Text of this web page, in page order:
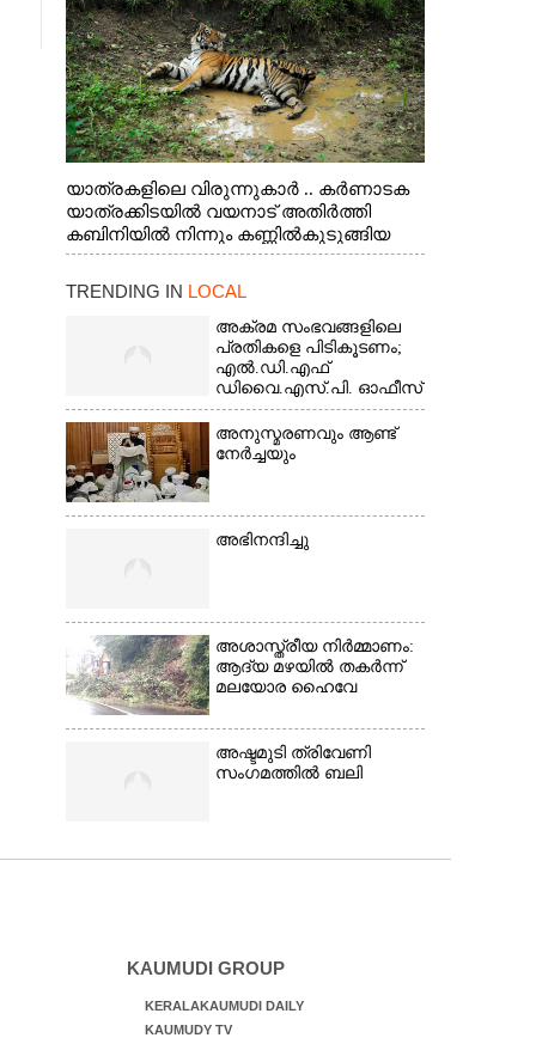
യാത്രകളിലെ വിരുന്നുകാർ .. കർണാടക
യാത്രക്കിടയിൽ വയനാട് അതിർത്തി
കബിനിയിൽ നിന്നും കണ്ണിൽകുടുങ്ങിയ
കടുവ.
TRENDING IN LOCAL
അക്രമ സംഭവങ്ങളിലെ
പ്രതികളെ പിടികൂടണം;
എൽ.ഡി.എഫ്
ഡിവൈ.എസ്.പി. ഓഫീസ്
മാർച്ച്
അനുസ്മരണവും ആണ്ട്
നേർച്ചയും
അഭിനന്ദിച്ചു
അശാസ്ത്രീയ നിർമ്മാണം:
ആദ്യ മഴയിൽ തകർന്ന്
മലയോര ഹൈവേ
അഷ്ടമുടി ത്രിവേണി
സംഗമത്തിൽ ബലി
KAUMUDI GROUP
KERALAKAUMUDI DAILY
KAUMUDY TV